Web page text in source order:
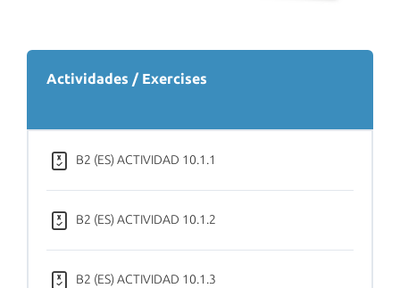
Actividades / Exercises
B2 (ES) ACTIVIDAD 10.1.1
B2 (ES) ACTIVIDAD 10.1.2
B2 (ES) ACTIVIDAD 10.1.3